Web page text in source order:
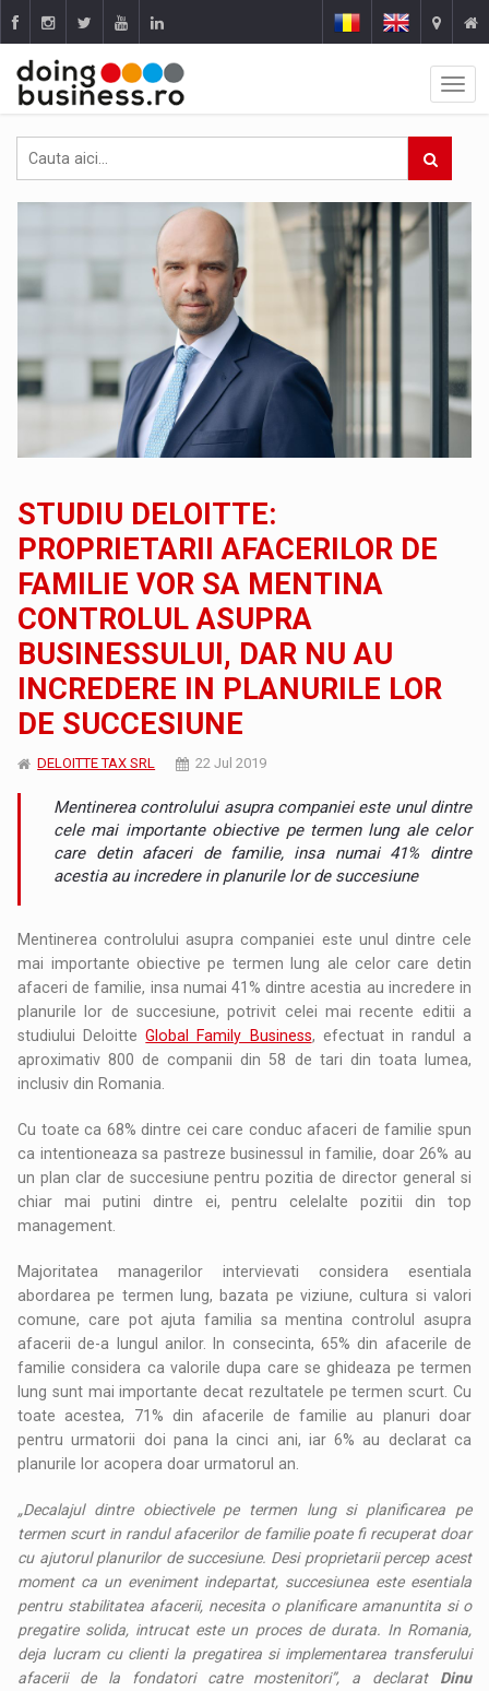
STUDIU DELOITTE:
PROPRIETARII AFACERILOR DE
FAMILIE VOR SA MENTINA
CONTROLUL ASUPRA
BUSINESSULUI, DAR NU AU
INCREDERE IN PLANURILE LOR
DE SUCCESIUNE
DELOITTE TAX SRL 22 Jul 2019
Mentinerea controlului asupra companiei este unul dintre
cele mai importante obiective pe termen lung ale celor
care detin afaceri de familie, insa numai 41% dintre
acestia au incredere in planurile lor de succesiune
Mentinerea controlului asupra companiei este unul dintre cele
mai importante obiective pe termen lung ale celor care detin
afaceri de familie, insa numai 41% dintre acestia au incredere in
planurile lor de succesiune, potrivit celei mai recente editii a
studiului DeloitteGlobal Family Business, efectuat in randul a
aproximativ 800 de companii din 58 de tari din toata lumea,
inclusiv din Romania.
Cu toate ca 68% dintre cei care conduc afaceri de familie spun
ca intentioneaza sa pastreze businessul in familie, doar 26% au
un plan clar de succesiune pentru pozitia de director general si
chiar mai putini dintre ei, pentru celelalte pozitii din top
management.
Majoritatea managerilor intervievati considera esentiala
abordarea pe termen lung, bazata pe viziune, cultura si valori
comune, care pot ajuta familia sa mentina controlul asupra
afacerii de-a lungul anilor. In consecinta, 65% din afacerile de
familie considera ca valorile dupa care se ghideaza pe termen
lung sunt mai importante decat rezultatele pe termen scurt. Cu
toate acestea, 71% din afacerile de familie au planuri doar
pentru urmatorii doi pana la cinci ani, iar 6% au declarat ca
planurile lor acopera doar urmatorul an.
„Decalajul dintre obiectivele pe termen lung si planificarea pe
termen scurt in randul afacerilor de familie poate fi recuperat doar
cu ajutorul planurilor de succesiune. Desi proprietarii percep acest
moment ca un eveniment indepartat, succesiunea este esentiala
pentru stabilitatea afacerii, necesita o planificare amanuntita si o
pregatire solida, intrucat este un proces de durata. In Romania,
deja lucram cu clienti la pregatirea si implementarea transferului
afacerii de la fondatori catre mostenitori”, a declarat Dinu